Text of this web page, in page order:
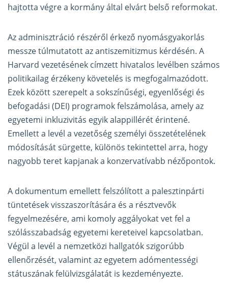
hajtotta végre a kormány által elvárt belső reformokat.
Az adminisztráció részéről érkező nyomásgyakorlás
messze túlmutatott az antiszemitizmus kérdésén. A
Harvard vezetésének címzett hivatalos levélben számos
politikailag érzékeny követelés is megfogalmazódott.
Ezek között szerepelt a sokszínűségi, egyenlőségi és
befogadási (DEI) programok felszámolása, amely az
egyetemi inkluzivitás egyik alappillérét érintené.
Emellett a levél a vezetőség személyi összetételének
módosítását sürgette, különös tekintettel arra, hogy
nagyobb teret kapjanak a konzervatívabb nézőpontok.
A dokumentum emellett felszólított a palesztinpárti
tüntetések visszaszorítására és a résztvevők
fegyelmezésére, ami komoly aggályokat vet fel a
szólásszabadság egyetemi kereteivel kapcsolatban.
Végül a levél a nemzetközi hallgatók szigorúbb
ellenőrzését, valamint az egyetem adómentességi
státuszának felülvizsgálatát is kezdeményezte.